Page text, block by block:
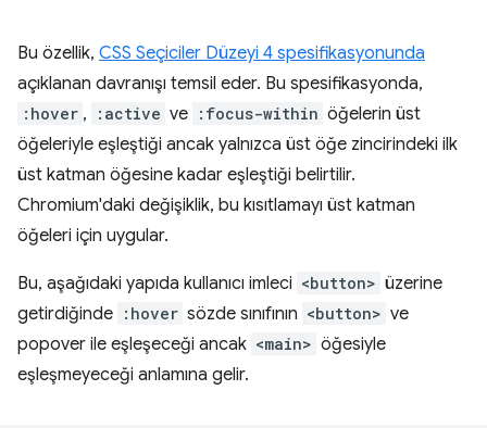
Bu özellik, CSS Seçiciler Düzeyi 4 spesifikasyonunda
açıklanan davranışı temsil eder. Bu spesifikasyonda,
:hover , :active ve :focus-within öğelerin üst
öğeleriyle eşleştiği ancak yalnızca üst öğe zincirindeki ilk
üst katman öğesine kadar eşleştiği belirtilir.
Chromium'daki değişiklik, bu kısıtlamayı üst katman
öğeleri için uygular.
Bu, aşağıdaki yapıda kullanıcı imleci <button> üzerine
getirdiğinde :hover sözde sınıfının <button> ve
popover ile eşleşeceği ancak <main> öğesiyle
eşleşmeyeceği anlamına gelir.